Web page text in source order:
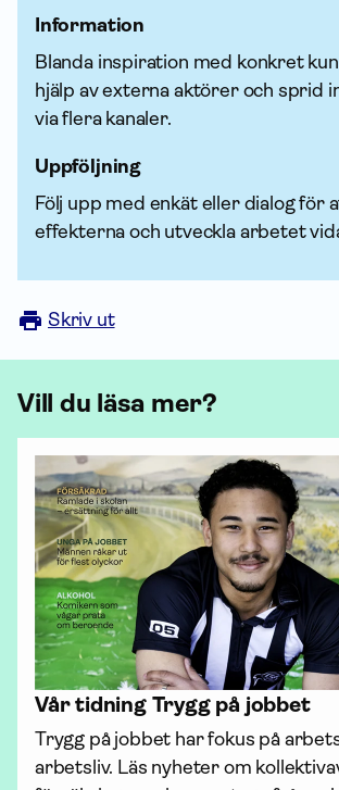
Infor­mation
Blanda inspiration med konkret
hjälp av externa aktörer och sprid
via flera kanaler.
Uppföljning
Följ upp med enkät eller dialog för
effekterna och utveckla arbetet
Skriv ut
Vill du läsa mer?
Vår tidning Trygg på jobbet
Trygg på jobbet har fokus på
arbetsliv. Läs nyheter om